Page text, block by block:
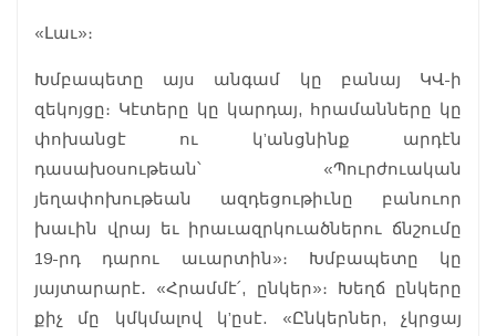
«Լաւ»։
Խմբապետը այս անգամ կը բանայ ԿՎ-ի
զեկոյցը։ Կէտերը կը կարդայ, հրամանները կը
փոխանցէ ու կ’անցնինք արդէն
դասախoսութեան՝ «Պուրժուական
յեղափոխութեան ազդեցութիւնը բանուոր
խաւին վրայ եւ իրաւազրկուածներու ճնշումը
19-րդ դարու աւարտին»։ Խմբապետը կը
յայտարարէ․ «Հրամմէ՛, ընկեր»։ Խեղճ ընկերը
քիչ մը կմկմալով կ’ըսէ. «Ընկերներ, չկրցայ